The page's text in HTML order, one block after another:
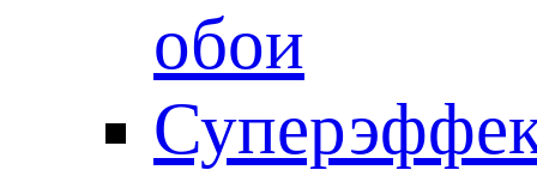
обои